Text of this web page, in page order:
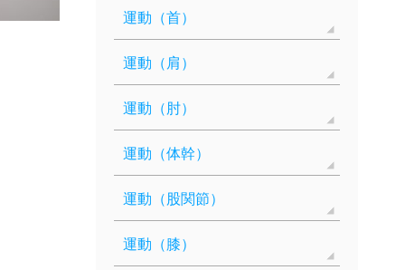
運動（首）
運動（肩）
運動（肘）
運動（体幹）
運動（股関節）
運動（膝）